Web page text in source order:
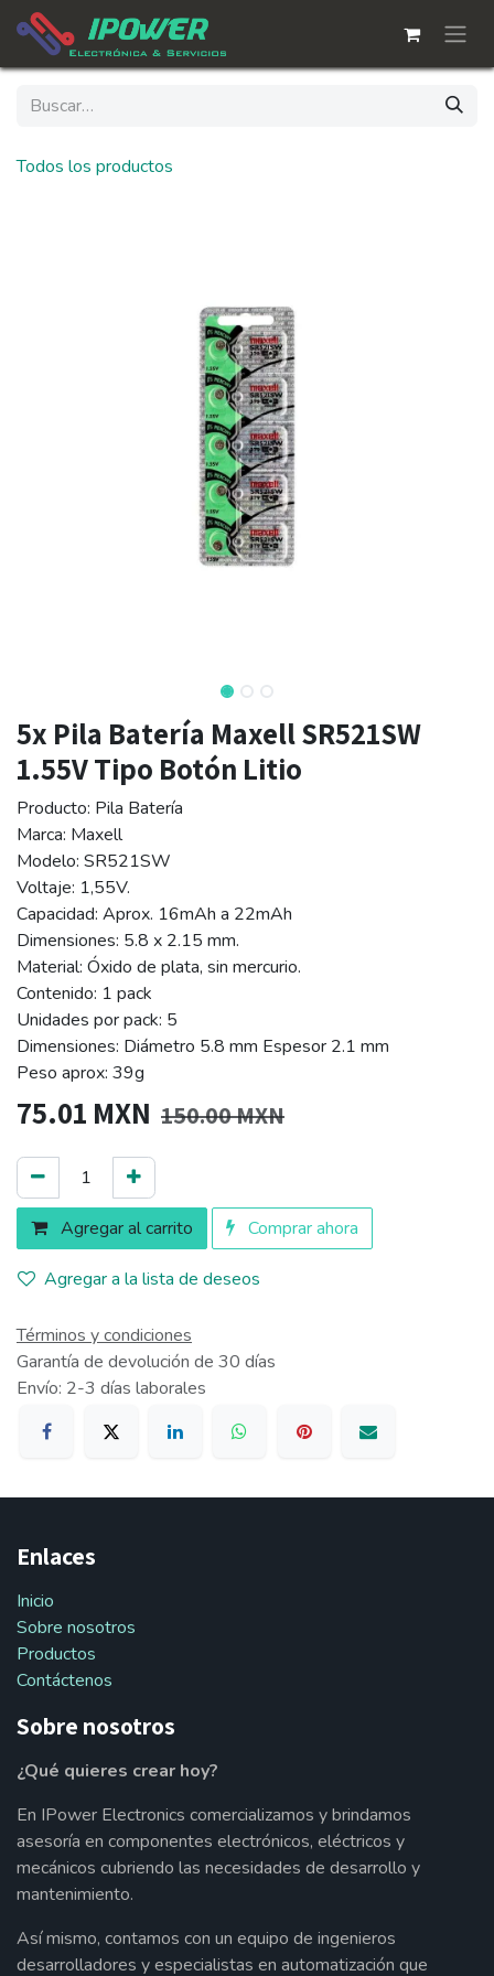
Ir al contenido
Todos los productos
5x Pila Batería Maxell SR521SW
1.55V Tipo Botón Litio
Producto: Pila Batería
Marca: Maxell
Modelo: SR521SW
Voltaje: 1,55V.
Capacidad: Aprox. 16mAh a 22mAh
Dimensiones: 5.8 x 2.15 mm.
Material: Óxido de plata, sin mercurio.
Contenido: 1 pack
Unidades por pack: 5
Dimensiones: Diámetro 5.8 mm Espesor 2.1 mm
Peso aprox: 39g
75.01 MXN 150.00MXN
Agregar al carrito Comprar ahora
Agregar a la lista de deseos
Términos y condiciones
Garantía de devolución de 30 días
Envío: 2-3 días laborales
Enlaces
Inicio
Sobre nosotros
Productos
Contáctenos
Sobre nosotros
¿Qué quieres crear hoy?
En IPower Electronics comercializamos y brindamos
asesoría en componentes electrónicos, eléctricos y
mecánicos cubriendo las necesidades de desarrollo y
mantenimiento.
Así mismo, contamos con un equipo de ingenieros
desarrolladores y especialistas en automatización que